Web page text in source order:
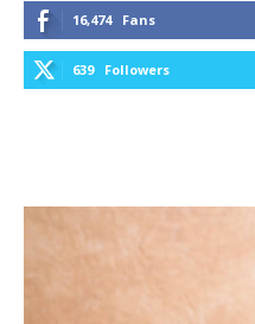
16,474 Fans
639 Followers